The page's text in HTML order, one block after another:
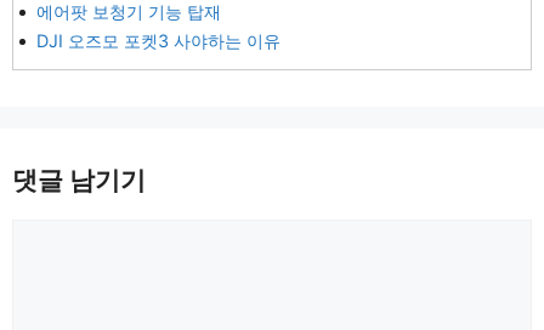
에어팟 보청기 기능 탑재
DJI 오즈모 포켓3 사야하는 이유
댓글 남기기